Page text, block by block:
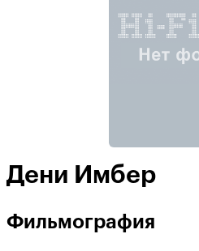
Дени Имбер
Фильмография